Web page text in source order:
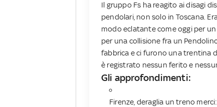
Il gruppo Fs ha reagito ai disagi
pendolari, non solo in Toscana.
modo eclatante come oggi per
per una collisione fra un
fabbrica e ci furono una trentina
è registrato nessun ferito e
Gli approfondimenti:
Firenze, deraglia un treno merci: